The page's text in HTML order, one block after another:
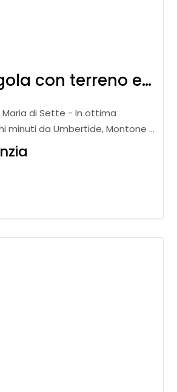
Casa singola con terreno edificabile
Maria di Sette - In ottima
minuti da Umbertide, Montone e
superstrada, casa singola di
circondata